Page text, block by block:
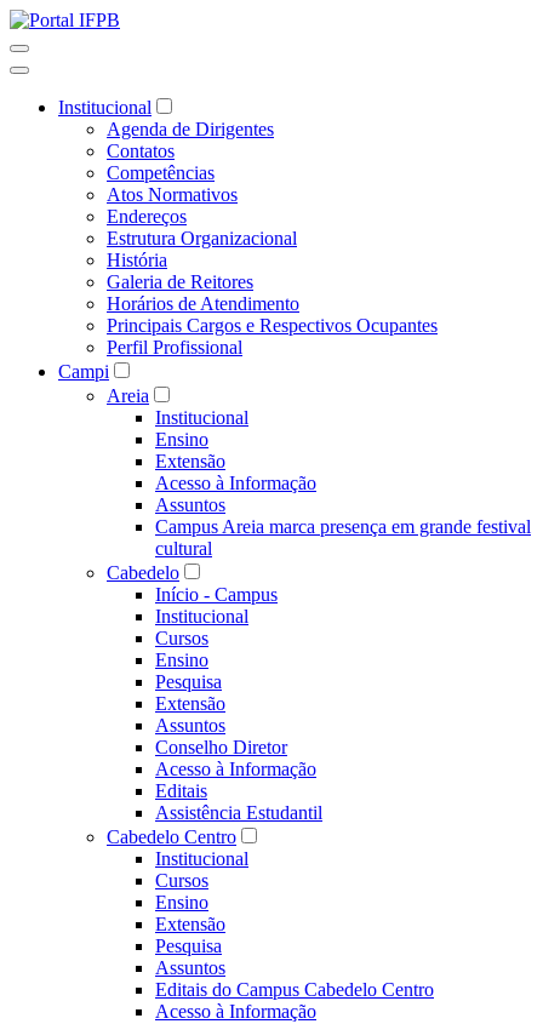
Institucional
Agenda de Dirigentes
Contatos
Competências
Atos Normativos
Endereços
Estrutura Organizacional
História
Galeria de Reitores
Horários de Atendimento
Principais Cargos e Respectivos Ocupantes
Perfil Profissional
Campi
Areia
Institucional
Ensino
Extensão
Acesso à Informação
Assuntos
Campus Areia marca presença em grande festival
cultural
Cabedelo
Início - Campus
Institucional
Cursos
Ensino
Pesquisa
Extensão
Assuntos
Conselho Diretor
Acesso à Informação
Editais
Assistência Estudantil
Cabedelo Centro
Institucional
Cursos
Ensino
Extensão
Pesquisa
Assuntos
Editais do Campus Cabedelo Centro
Acesso à Informação